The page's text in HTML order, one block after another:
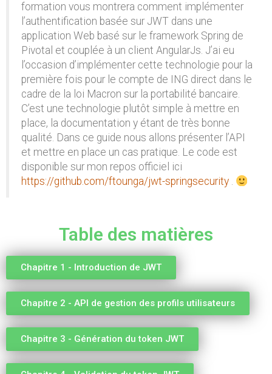
formation vous montrera comment implémenter
l’authentification basée sur JWT dans une
application Web basé sur le framework Spring de
Pivotal et couplée à un client AngularJs. J’ai eu
l’occasion d’implémenter cette technologie pour la
première fois pour le compte de ING direct dans le
cadre de la loi Macron sur la portabilité bancaire.
C’est une technologie plutôt simple à mettre en
place, la documentation y étant de très bonne
qualité. Dans ce guide nous allons présenter l’API
et mettre en place un cas pratique. Le code est
disponible sur mon repos officiel ici
https://github.com/ftounga/jwt-springsecurity .
Table des matières
Chapitre 1 - Introduction de JWT
Chapitre 2 - API de gestion des profils utilisateurs
Chapitre 3 - Génération du token JWT